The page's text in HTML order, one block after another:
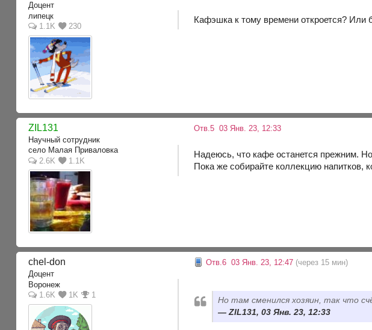
Доцент
липецк
1.1K
230
Кафэшка к тому времени откроется? Или
ZIL131
Научный сотрудник
село Малая Приваловка
2.6K
1.1K
Отв.5 03 Янв. 23, 12:33
Надеюсь, что кафе останется прежним.
Пока же собирайте коллекцию напитков,
chel-don
Доцент
Воронеж
1.6K
1K 1
Отв.6 03 Янв. 23, 12:47 (через 15 мин)
Но там сменился хозяин, так что
ZIL131, 03 Янв. 23, 12:33